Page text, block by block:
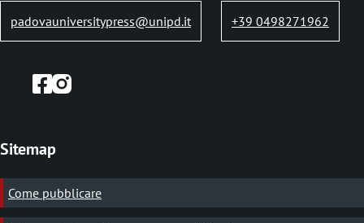
padovauniversitypress@unipd.it +39 0498271962
Sitemap
Come pubblicare